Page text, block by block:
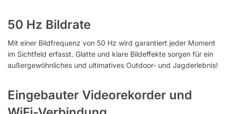
50 Hz Bildrate
Mit einer Bildfrequenz von 50 Hz wird garantiert jeder Moment
im Sichtfeld erfasst. Glatte und klare Bildeffekte sorgen für ein
außergewöhnliches und ultimatives Outdoor- und Jagderlebnis!
Eingebauter Videorekorder und